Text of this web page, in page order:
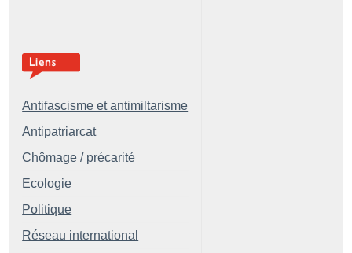
Antifascisme et antimiltarisme
Antipatriarcat
Chômage / précarité
Ecologie
Politique
Réseau international